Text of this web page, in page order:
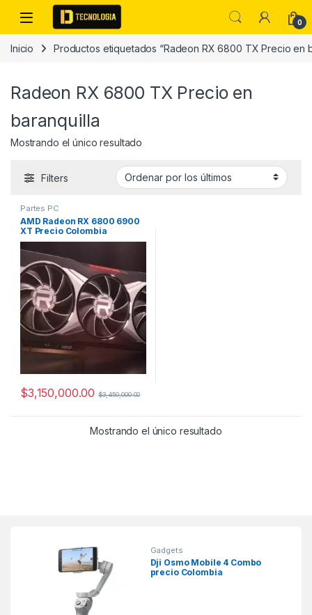
Skip to navigation
Skip to content
0
Inicio Productos etiquetados “Radeon RX 6800 TX Precio en
Radeon RX 6800 TX Precio en
baranquilla
Mostrando el único resultado
Filters
Partes PC
AMD Radeon RX 6800 6900
XT Precio Colombia
$3,150,000.00 $3,450,000.00
Mostrando el único resultado
Gadgets
Dji Osmo Mobile 4 Combo
precio Colombia